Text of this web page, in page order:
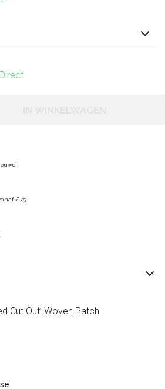
€75
Cut Out’ Woven Patch